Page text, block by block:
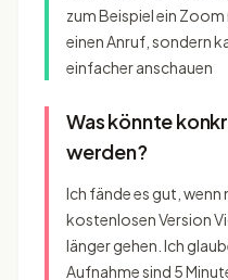
zum Beispiel ein
einen Anruf, sondern
einfacher anschauen
Was könnte
werden?
Ich fände es gut, wenn
kostenlosen Version
länger gehen. Ich
Aufnahme sind 5